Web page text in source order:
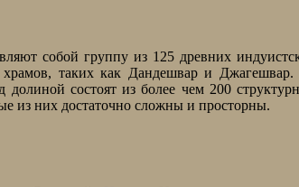
собой группу из 125 древних
таких как Дандешвар и Джагешвар.
состоят из более чем 200
из них достаточно сложны и просторны.